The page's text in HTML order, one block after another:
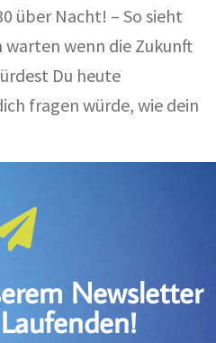
über Nacht! – So sieht
warten wenn die Zukunft
Du heute
fragen würde, wie dein
Newsletter